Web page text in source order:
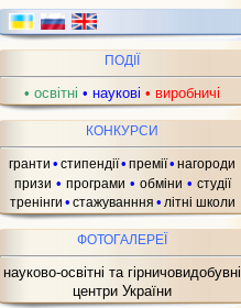
ПОДІЇ
• освітні • наукові • виробничі
КОНКУРСИ
гранти • стипендії• премії• нагороди
призи • програми • обміни • студії
тренінги • стажуванння • літні школи
ФОТОГАЛЕРЕЇ
науково-освітні та гірничовидобувні
центри України